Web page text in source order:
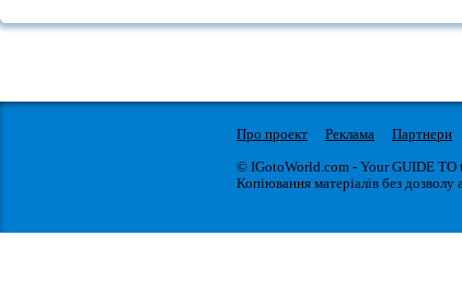
Про проект Реклама Партнери
© IGotoWorld.com - Your GUIDE TO
Копіювання матеріалів без дозволу